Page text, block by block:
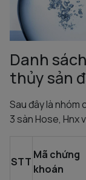
Danh
thủy sản
Sau đây là nhóm
3 sàn Hose, Hnx
STT
Mã chứng
khoán